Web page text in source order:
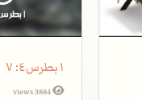
١بطرس٤: ٧
3884 views